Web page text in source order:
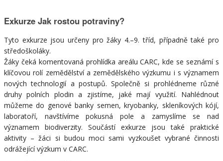
Exkurze Jak rostou potraviny?
Tyto exkurze jsou určeny pro žáky 4.–9. tříd, případně také pro
středoškoláky.
Žáky čeká komentovaná prohlídka areálu CARC, kde se seznámí s
klíčovou rolí zemědělství a zemědělského výzkumu i s významem
nových technologií a postupů. Společně si prohlédneme různé
druhy polních plodin a zjistíme, jaké mají využití. Nahlédnout
můžeme do genové banky semen, kryobanky, skleníkových kójí,
laboratoří, navštívíme pokusná pole a zamyslíme se nad
významem biodiverzity. Součástí exkurze jsou také praktické
aktivity – žáci si budou moci sami vyzkoušet vybrané činnosti
odrážející výzkum v CARC.